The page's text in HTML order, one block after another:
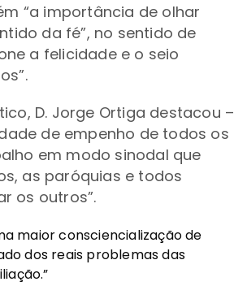
“a importância de olhar
da fé”, no sentido de
a felicidade e o seio
D. Jorge Ortiga destacou –
de empenho de todos os
em modo sinodal que
as paróquias e todos
os outros”.
maior consciencialização de
dos reais problemas das